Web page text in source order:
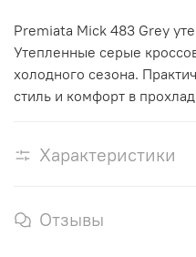
Premiata Mick 483 Grey
Утепленные серые
холодного сезона.
стиль и комфорт в
Характеристики
Отзывы